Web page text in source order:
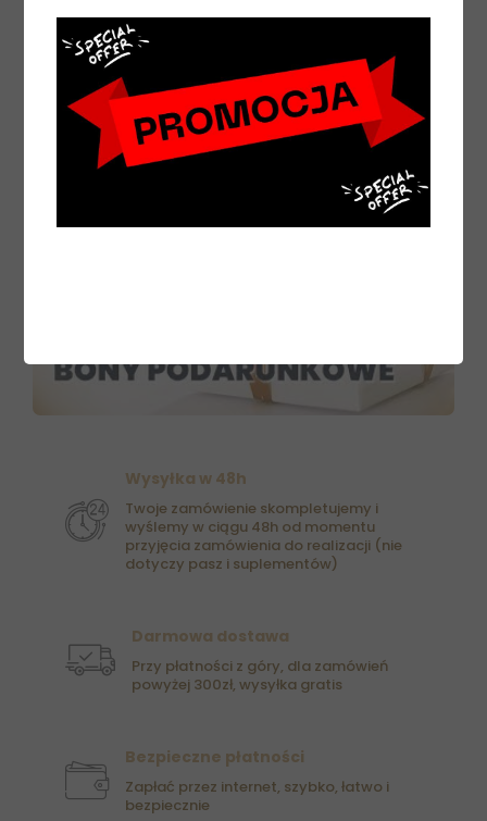
Wysyłka w 48h
Twoje zamówienie skompletujemy i
wyślemy w ciągu 48h od momentu
przyjęcia zamówienia do realizacji (nie
dotyczy pasz i suplementów)
Darmowa dostawa
Przy płatności z góry, dla zamówień
powyżej 300zł, wysyłka gratis
Bezpieczne płatności
Zapłać przez internet, szybko, łatwo i
bezpiecznie